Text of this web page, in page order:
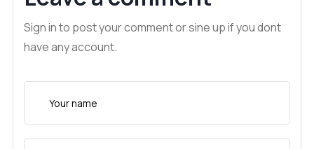
Sign in to post your comment or sine up if you dont
have any account.